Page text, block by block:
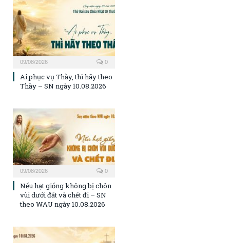
09/08/2026 0
Ai phục vụ Thầy, thì hãy theo
Thầy – SN ngày 10.08.2026
09/08/2026 0
Nếu hạt giống không bị chôn
vùi dưới đất và chết đi – SN
theo WAU ngày 10.08.2026